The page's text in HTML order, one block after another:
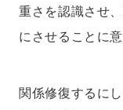
重さを認識させ
にさせることに
関係修復するに